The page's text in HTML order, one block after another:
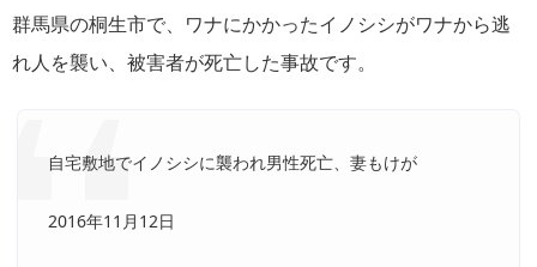
群馬県の桐生市で、ワナにかかったイノシシがワナから逃
れ人を襲い、被害者が死亡した事故です。
自宅敷地でイノシシに襲われ男性死亡、妻もけが
2016年11月12日